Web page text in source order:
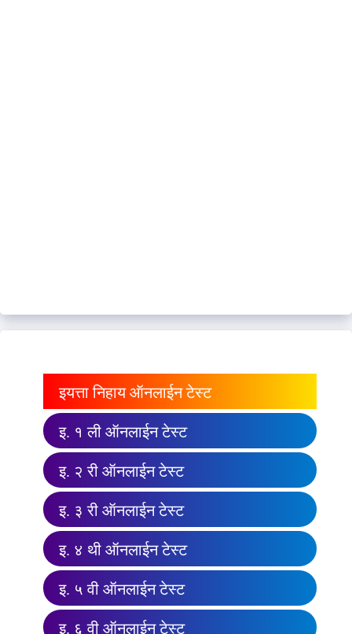
इयत्ता निहाय ऑनलाईन टेस्ट
इ. १ ली ऑनलाईन टेस्ट
इ. २ री ऑनलाईन टेस्ट
इ. ३ री ऑनलाईन टेस्ट
इ. ४ थी ऑनलाईन टेस्ट
इ. ५ वी ऑनलाईन टेस्ट
इ. ६ वी ऑनलाईन टेस्ट